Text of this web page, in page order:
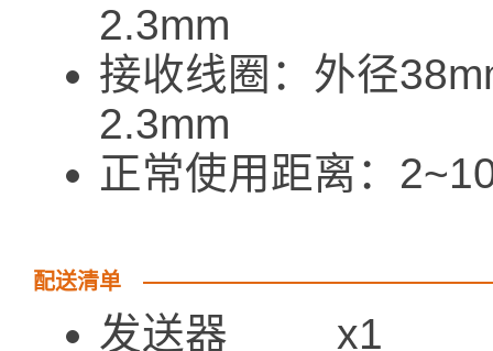
2.3mm
接收线圈：外径
2.3mm
正常使用距离：
配送清单
发送器 x1